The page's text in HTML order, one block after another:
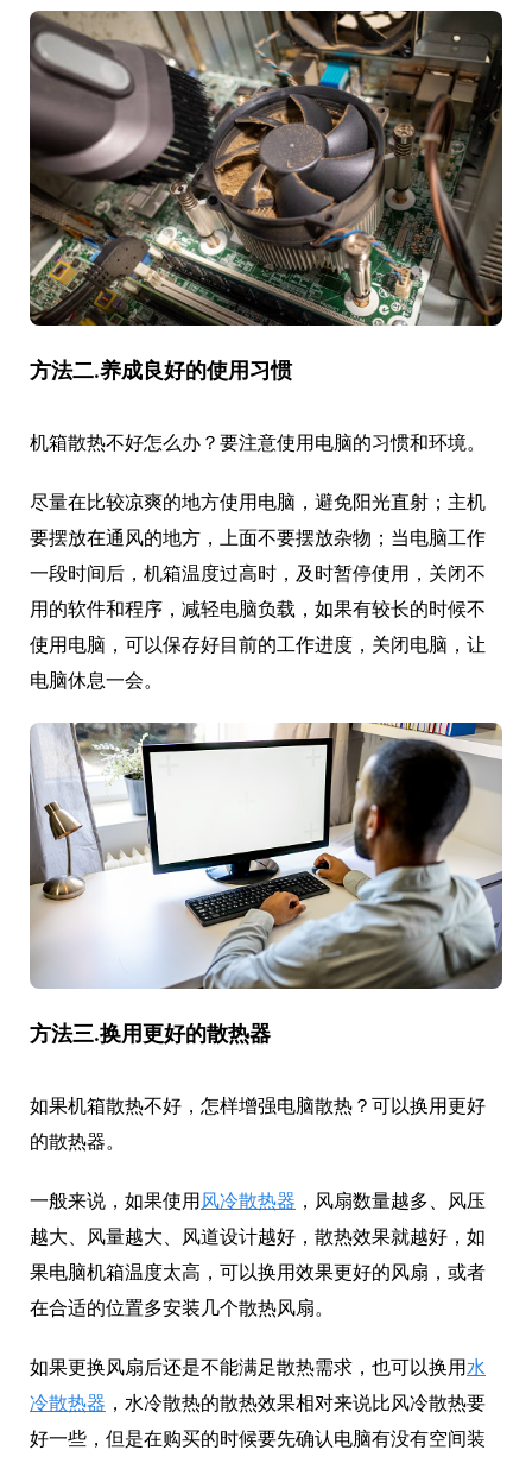
方法二.养成良好的使用习惯
机箱散热不好怎么办？要注意使用电脑的习惯和环境。
尽量在比较凉爽的地方使用电脑，避免阳光直射；主机
要摆放在通风的地方，上面不要摆放杂物；当电脑工作
一段时间后，机箱温度过高时，及时暂停使用，关闭不
用的软件和程序，减轻电脑负载，如果有较长的时候不
使用电脑，可以保存好目前的工作进度，关闭电脑，让
电脑休息一会。
方法三.换用更好的散热器
如果机箱散热不好，怎样增强电脑散热？可以换用更好
的散热器。
一般来说，如果使用 风冷散热器 ，风扇数量越多、风压
越大、风量越大、风道设计越好，散热效果就越好，如
果电脑机箱温度太高，可以换用效果更好的风扇，或者
在合适的位置多安装几个散热风扇。
如果更换风扇后还是不能满足散热需求，也可以换用 水
冷散热器 ，水冷散热的散热效果相对来说比风冷散热要
好一些，但是在购买的时候要先确认电脑有没有空间装